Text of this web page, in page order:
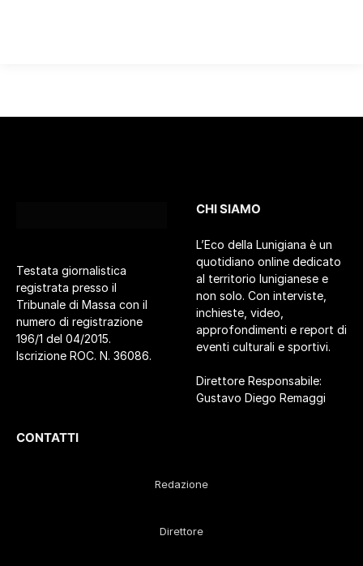
Testata giornalistica
registrata presso il
Tribunale di Massa con il
numero di registrazione
196/1 del 04/2015.
Iscrizione ROC. N. 36086.
CHI SIAMO
L’Eco della Lunigiana è un
quotidiano online dedicato
al territorio lunigianese e
non solo. Con interviste,
inchieste, video,
approfondimenti e report di
eventi culturali e sportivi.
Direttore Responsabile:
Gustavo Diego Remaggi
CONTATTI
Redazione
Direttore